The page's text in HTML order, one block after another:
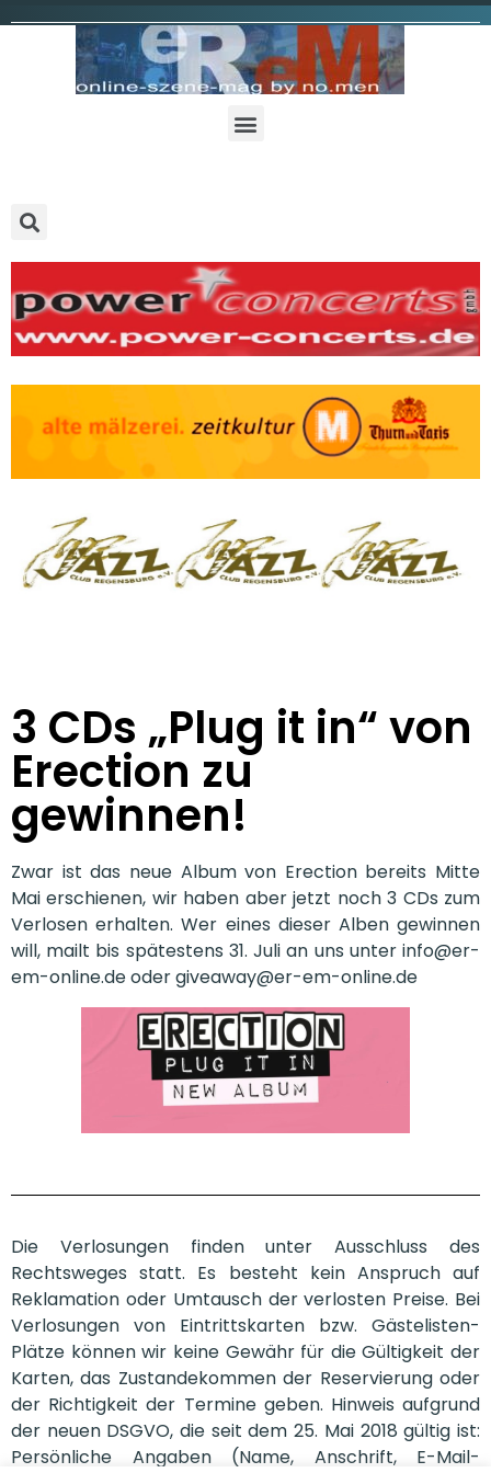
3 CDs „Plug it in“ von
Erection zu
gewinnen!
Zwar ist das neue Album von Erection bereits Mitte
Mai erschienen, wir haben aber jetzt noch 3 CDs zum
Verlosen erhalten. Wer eines dieser Alben gewinnen
will, mailt bis spätestens 31. Juli an uns unter info@er-
em-online.de oder giveaway@er-em-online.de
Die Verlosungen finden unter Ausschluss des
Rechtsweges statt. Es besteht kein Anspruch auf
Reklamation oder Umtausch der verlosten Preise. Bei
Verlosungen von Eintrittskarten bzw. Gästelisten-
Plätze können wir keine Gewähr für die Gültigkeit der
Karten, das Zustandekommen der Reservierung oder
der Richtigkeit der Termine geben. Hinweis aufgrund
der neuen DSGVO, die seit dem 25. Mai 2018 gültig ist:
Persönliche Angaben (Name, Anschrift, E-Mail-